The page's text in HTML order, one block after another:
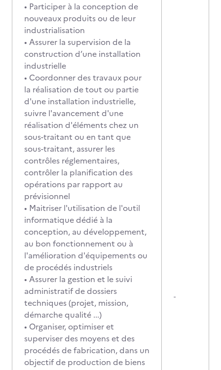
• Participer à la conception de
nouveaux produits ou de leur
industrialisation
• Assurer la supervision de la
construction d’une installation
industrielle
• Coordonner des travaux pour
la réalisation de tout ou partie
d'une installation industrielle,
suivre l'avancement d'une
réalisation d'éléments chez un
sous-traitant ou en tant que
sous-traitant, assurer les
contrôles réglementaires,
contrôler la planification des
opérations par rapport au
prévisionnel
• Maitriser l'utilisation de l'outil
informatique dédié à la
conception, au développement,
au bon fonctionnement ou à
l'amélioration d'équipements ou
de procédés industriels
• Assurer la gestion et le suivi
administratif de dossiers
techniques (projet, mission,
démarche qualité ...)
• Organiser, optimiser et
superviser des moyens et des
procédés de fabrication, dans un
objectif de production de biens
-